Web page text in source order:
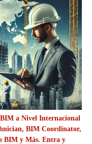
a Nivel Internacional
BIM Coordinator,
BIM y Más. Entra y